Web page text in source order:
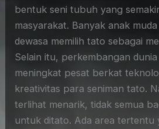
bentuk seni tubuh yang
masyarakat. Banyak anak
dewasa memilih tato sebagai
Selain itu, perkembangan
meningkat pesat berkat
kreativitas para seniman tato.
terlihat menarik, tidak semua
untuk ditato. Ada area tertentu